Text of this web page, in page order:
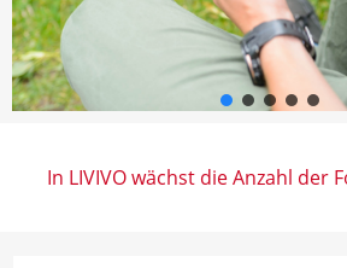
In LIVIVO wächst die Anzahl der